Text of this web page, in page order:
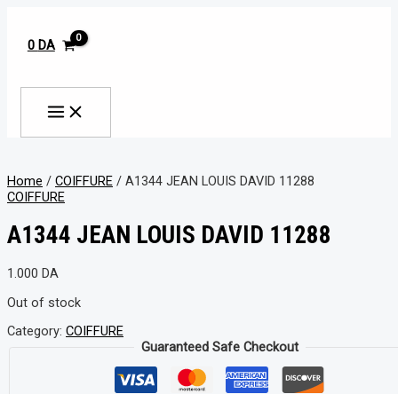
contenu
0 DA
Home / COIFFURE / A1344 JEAN LOUIS DAVID 11288
COIFFURE
A1344 JEAN LOUIS DAVID 11288
1.000 DA
Out of stock
Category: COIFFURE
Guaranteed Safe Checkout